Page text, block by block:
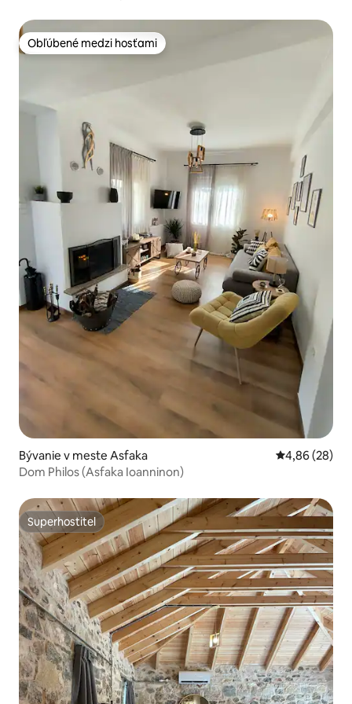
Obľúbené medzi hosťami
Obľúbené medzi hosťami
Bývanie v meste Asfaka Priemerné
4,86 (28)
Dom Philos (Asfaka Ioanninon)
Superhostiteľ
Superhostiteľ